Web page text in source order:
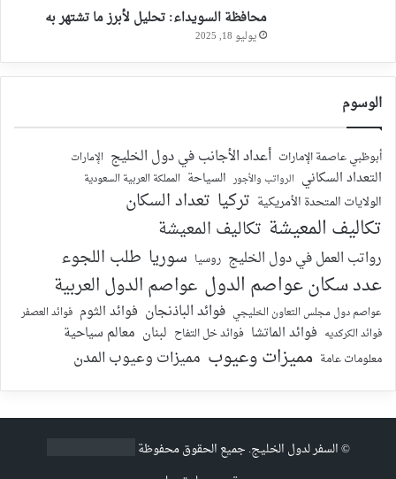
محافظة السويداء: تحليل لأبرز ما تشتهر به
يوليو 18, 2025
الوسوم
أبوظبي عاصمة الإمارات أعداد الأجانب في دول الخليج الإمارات
التعداد السكاني الرواتب والأجور السياحة المملكة العربية السعودية
الولايات المتحدة الأمريكية تركيا تعداد السكان
تكاليف المعيشة تكاليف المعيشة
رواتب العمل في دول الخليج روسيا سوريا طلب اللجوء
عدد سكان عواصم الدول عواصم الدول العربية
عواصم دول مجلس التعاون الخليجي فوائد الباذنجان فوائد الثوم فوائد العصفر
فوائد الكركديه فوائد الماتشا فوائد خل التفاح لبنان معالم سياحية
معلومات عامة مميزات وعيوب مميزات وعيوب المدن
©السفر لدول الخليج. جميع الحقوق محفوظة